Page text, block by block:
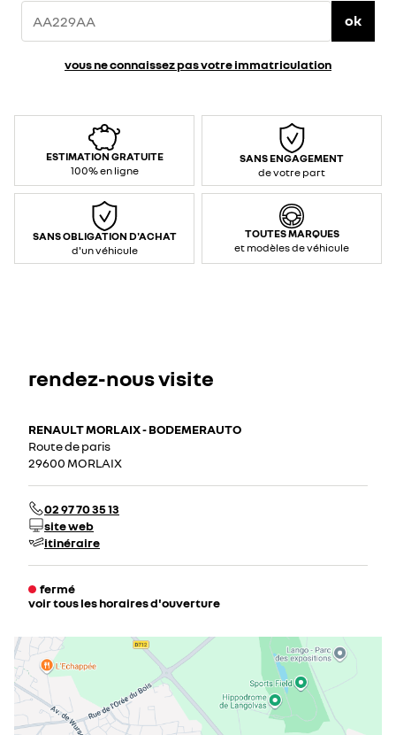
ok
vous ne connaissez pas votre immatriculation
ESTIMATION GRATUITE
100% en ligne
SANS ENGAGEMENT
de votre part
SANS OBLIGATION D'ACHAT
d'un véhicule
TOUTES MARQUES
et modèles de véhicule
rendez-nous visite
RENAULT MORLAIX - BODEMERAUTO
Route de paris
29600 MORLAIX
02 97 70 35 13
site web
itinéraire
fermé
voir tous les horaires d'ouverture
mardi
08:00 - 12:0014:00 - 19:00
mercredi
08:00 - 12:0014:00 - 19:00
jeudi
08:00 - 12:0014:00 - 19:00
vendredi
08:00 - 12:0014:00 - 19:00
samedi
09:00 - 12:00
14:00 - 18:30
dimanche
09:00 - 12:0014:00 - 18:30